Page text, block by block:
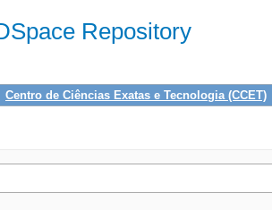
Repository
Centro de Ciências Exatas e Tecnologia (CCET)